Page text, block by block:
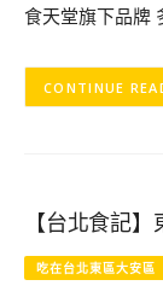
食天堂旗下品牌
CONTINUE
【台北食記
吃在台北東區大安區